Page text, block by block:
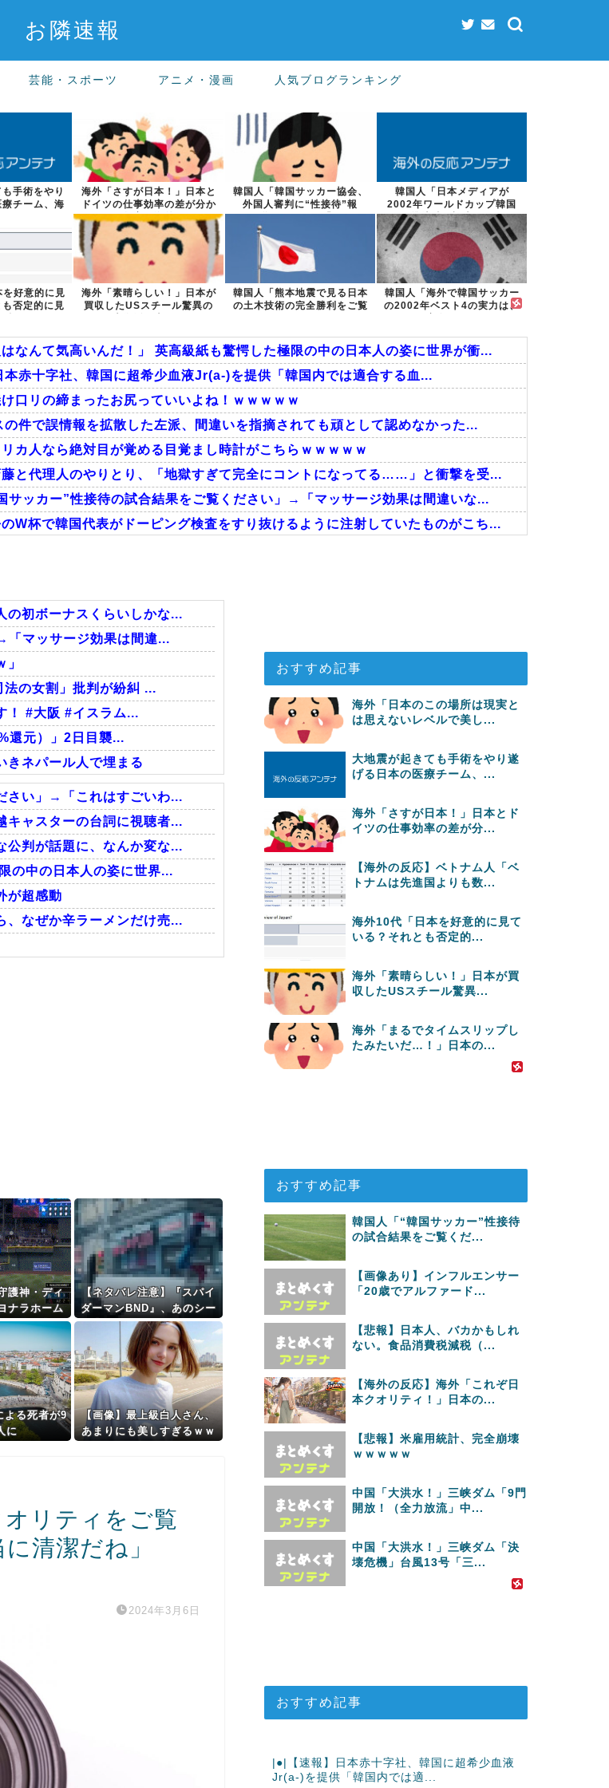
お隣速報
芸能・スポーツ アニメ・漫画 人気ブログランキング
手術をやり
チーム、海
ぎ...
海外「さすが日本！」日本と
ドイツの仕事効率の差が分か
る数字に海外...
韓国人「韓国サッカー協会、
外国人審判に“性接待”報
道・・・」→「...
韓国人「日本メディアが
2002年ワールドカップ韓国
準決勝も調査す...
好意的に見
否定的に見
海外「素晴らしい！」日本が
買収したUSスチール驚異の
韓国人「熊本地震で見る日本
の土木技術の完全勝利をご覧
韓国人「海外で韓国サッカー
の2002年ベスト4の実力は、
なんて気高いんだ！」 英高級紙も驚愕した極限の中の日本人の姿に世界が衝...
本赤十字社、韓国に超希少血液Jr(a-)を提供「韓国内では適合する血...
け口リの締まったお尻っていいよね！ｗｗｗｗｗ
の件で誤情報を拡散した左派、間違いを指摘されても頑として認めなかった...
リカ人なら絶対目が覚める目覚まし時計がこちらｗｗｗｗｗ
と代理人のやりとり、「地獄すぎて完全にコントになってる……」と衝撃を受...
サッカー”性接待の試合結果をご覧ください」→「マッサージ効果は間違いな...
W杯で韓国代表がドーピング検査をすり抜けるように注射していたものがこち...
ディアが2002年ワールドカップ韓国準決勝も調査すべきと主張！」→「英...
相互RSS
の初ボーナスくらいしかな...
「マッサージ効果は間違...
法の女割」批判が紛糾 ...
！ #大阪 #イスラム...
還元）」2日目襲...
きネパール人で埋まる
さい」→「これはすごいわ...
キャスターの台詞に視聴者...
公判が話題に、なんか変な...
の中の日本人の姿に世界...
が超感動
、なぜか辛ラーメンだけ売...
護神・ディ
ナラホーム
沼の7連敗
【ネタバレ注意】『スパイ
ダーマンBND』、あのシー
ン実は過去作のセルフカバ
ーだった
よる死者が9
に
【画像】最上級白人さん、
あまりにも美しすぎるｗｗ
リティをご覧
清潔だね」
2024年3月6日
おすすめ記事
海外「日本のこの場所は現実と
は思えないレベルで美し...
大地震が起きても手術をやり遂
げる日本の医療チーム、...
海外「さすが日本！」日本とド
イツの仕事効率の差が分...
【海外の反応】ベトナム人「ベ
トナムは先進国よりも数...
海外10代「日本を好意的に見て
いる？それとも否定的...
海外「素晴らしい！」日本が買
収したUSスチール驚異...
海外「まるでタイムスリップし
たみたいだ…！」日本の...
おすすめ記事
韓国人「“韓国サッカー”性接待
の試合結果をご覧くだ...
【画像あり】インフルエンサー
「20歳でアルファード...
【悲報】日本人、バカかもしれ
ない。食品消費税減税（...
【海外の反応】海外「これぞ日
本クオリティ！」日本の...
【悲報】米雇用統計、完全崩壊
ｗｗｗｗｗ
中国「大洪水！」三峡ダム「9門
開放！（全力放流」中...
中国「大洪水！」三峡ダム「決
壊危機」台風13号「三...
おすすめ記事
|●|【速報】日本赤十字社、韓国に超希少血液
Jr(a-)を提供「韓国内では適...